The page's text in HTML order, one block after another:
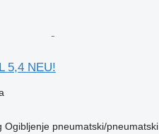
5,4 NEU!
Ogibljenje pneumatski/pneumatski